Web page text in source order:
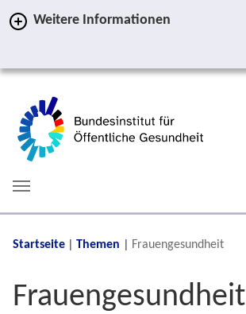
Weitere Informationen
You are here:
Startseite Themen Frauengesundheit
Frauengesundheit